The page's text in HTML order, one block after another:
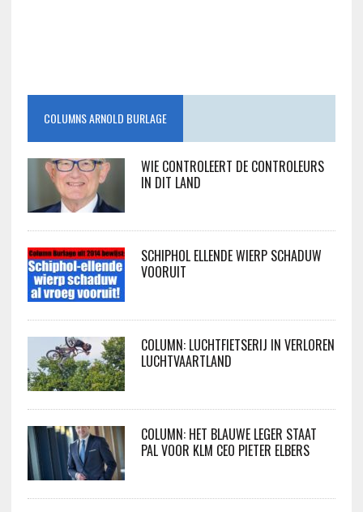
COLUMNS ARNOLD BURLAGE
WIE CONTROLEERT DE CONTROLEURS
IN DIT LAND
SCHIPHOL ELLENDE WIERP SCHADUW
VOORUIT
COLUMN: LUCHTFIETSERIJ IN VERLOREN
LUCHTVAARTLAND
COLUMN: HET BLAUWE LEGER STAAT
PAL VOOR KLM CEO PIETER ELBERS